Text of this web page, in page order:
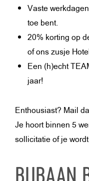
Vaste
toe bent.
20% korting op
of ons zusje
Een (h)echt
jaar!
Enthousiast? Mail
Je hoort binnen 5
sollicitatie of je